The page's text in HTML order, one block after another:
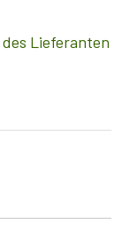
Lieferanten